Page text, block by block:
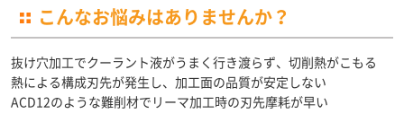
こんなお悩みはありませんか？
抜け穴加工でクーラント液がうまく行き渡らず、切削熱がこもる
熱による構成刃先が発生し、加工面の品質が安定しない
ACD12のような難削材でリーマ加工時の刃先摩耗が早い